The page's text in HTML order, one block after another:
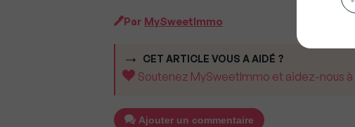
Par MySweetImmo
CET ARTICLE VOUS A AIDÉ ?
Soutenez MySweetImmo et aidez-nous
Ajouter un commentaire